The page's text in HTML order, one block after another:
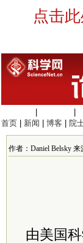
点击
首页
新闻 博客 院
作者：Daniel Belsky
由美国